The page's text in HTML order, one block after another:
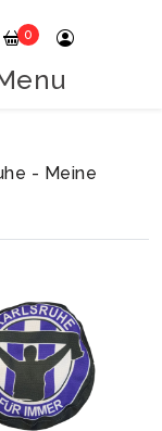
- Meine
0